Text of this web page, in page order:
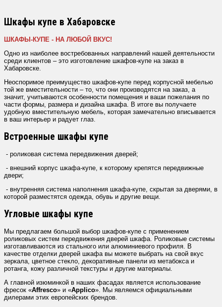
Шкафы купе в Хабаровске
ШКАФЫ-КУПЕ - НА ЛЮБОЙ ВКУС!
Одно из наиболее востребованных направлений нашей деятельности
среди клиентов – это изготовление шкафов-купе на заказ в
Хабаровске.
Неоспоримое преимущество шкафов-купе перед корпусной мебелью
той же вместительности – то, что они производятся на заказ, а
значит, учитываются особенности помещения и ваши пожелания по
части формы, размера и дизайна шкафа. В итоге вы получаете
удобную вместительную мебель, которая замечательно вписывается
в ваш интерьер и радует глаз.
Встроенные шкафы купе
- роликовая система передвижения дверей;
- внешний корпус шкафа-купе, к которому крепятся передвижные
двери;
- внутренняя система наполнения шкафа-купе, скрытая за дверями, в
которой разместятся одежда, обувь и другие вещи.
Угловые шкафы купе
Мы предлагаем большой выбор шкафов-купе с применением
роликовых систем передвижения дверей шкафа. Роликовые системы
изготавливаются из стального или алюминиевого профиля. В
качестве отделки дверей шкафа вы можете выбрать на свой вкус
зеркала, цветное стекло, декоративные панели из метабокса и
ротанга, кожу различной текстуры и другие материалы.
А главной изюминкой в наших фасадах является использование
фресок «Affresco» и «Applico». Мы являемся официальными
дилерами этих европейских брендов.